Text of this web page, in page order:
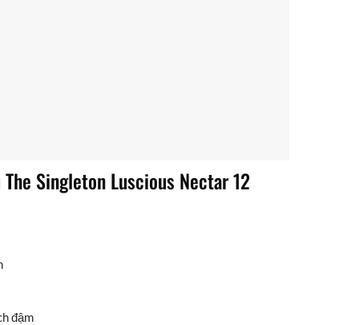
Singleton Luscious Nectar 12
đậm